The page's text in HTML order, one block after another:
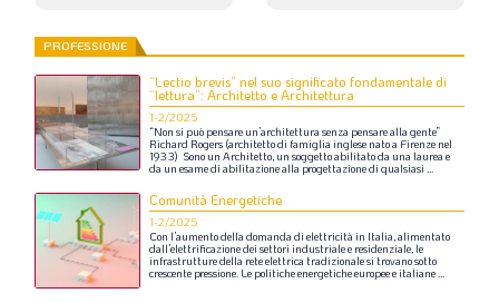
PROFESSIONE
“Lectio brevis” nel suo significato fondamentale di
“lettura”: Architetto e Architettura
1-2/2025
“Non si può pensare un’architettura senza pensarealla gente”
Richard Rogers (architettodi famiglia inglese natoa Firenze nel
1933) Sono un Architetto, un soggettoabilitatoda una laurea e
da un esamedi abilitazionealla progettazionedi qualsiasi ...
Comunità Energetiche
1-2/2025
Con l’aumentodella domanda di elettricità in Italia,alimentato
dall’elettrificazionedei settori industrialee residenziale, le
infrastrutturedella reteelettrica tradizionalesi trovanosotto
crescente pressione. Le politicheenergeticheeuropeeeitaliane...